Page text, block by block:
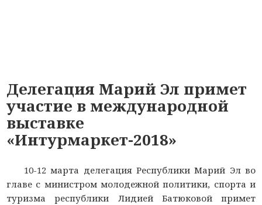
Делегация Марий Эл примет
участие в международной
выставке
«Интурмаркет-2018»
10-12 марта делегация Республики Марий Эл во
главе с министром молодежной политики, спорта и
туризма республики Лидией Батюковой примет